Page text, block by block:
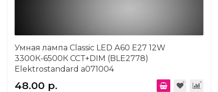
Умная лампа Classic LED А60 Е27 12W
3300К-6500К CCT+DIM (BLE2778)
Elektrostandard a071004
48.00 р.